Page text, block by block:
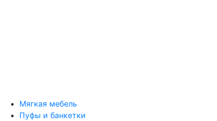
Мягкая мебель
Пуфы и банкетки